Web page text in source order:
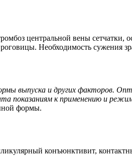
центральной вены сетчатки,
Необходимость сужения
выпуска и других факторов.
показаниям к применению и
формы.
конъюнктивит,